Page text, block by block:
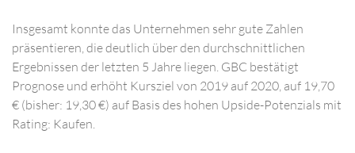
Insgesamt konnte das Unternehmen sehr gute Zahlen
präsentieren, die deutlich über den durchschnittlichen
Ergebnissen der letzten 5 Jahre liegen. GBC bestätigt
Prognose und erhöht Kursziel von 2019 auf 2020, auf 19,70
€ (bisher: 19,30 €) auf Basis des hohen Upside-Potenzials mit
Rating: Kaufen.